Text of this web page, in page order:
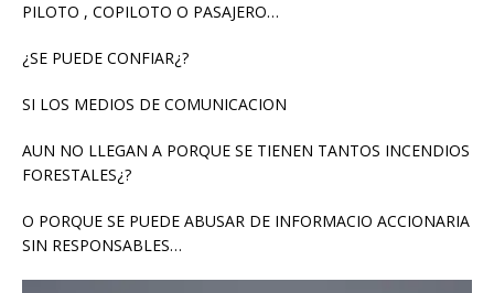
PILOTO , COPILOTO O PASAJERO…
¿SE PUEDE CONFIAR¿?
SI LOS MEDIOS DE COMUNICACION
AUN NO LLEGAN A PORQUE SE TIENEN TANTOS INCENDIOS
FORESTALES¿?
O PORQUE SE PUEDE ABUSAR DE INFORMACIO ACCIONARIA
SIN RESPONSABLES…